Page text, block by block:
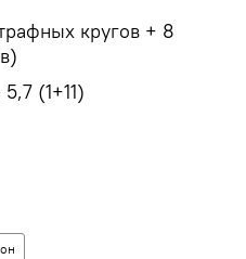
кругов + 8
(1+11)